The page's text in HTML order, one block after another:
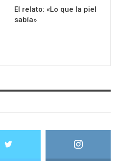
El relato: «Lo que la piel
sabía»